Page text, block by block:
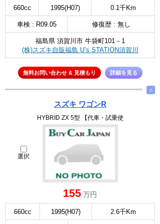
660cc 1995(H07) 0.1千Km
車検 : R09.05 修復歴 : 無し
福島県 須賀川市 牛袋町101－1
(株)スズキ自販福島 U’s STATION須賀川
無料お問い合わせ & 見積もり 詳細を見る
∧
スズキ ワゴンR
HYBRID ZX 5型 【代車・試乗使
選択
155 万円
660cc 1995(H07) 2.6千Km